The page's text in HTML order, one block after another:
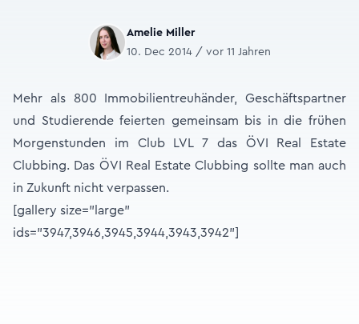
Amelie Miller
10. Dec 2014 / vor 11 Jahren
Mehr als 800 Immobilientreuhänder, Geschäftspartner
und Studierende feierten gemeinsam bis in die frühen
Morgenstunden im Club LVL 7 das ÖVI Real Estate
Clubbing. Das ÖVI Real Estate Clubbing sollte man auch
in Zukunft nicht verpassen.
[gallery size="large"
ids="3947,3946,3945,3944,3943,3942"]